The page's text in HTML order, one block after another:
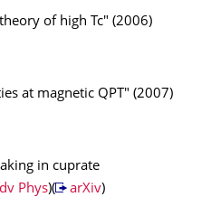
of high Tc" (2006)
at magnetic QPT" (2007)
in cuprate
Phys)( arXiv)